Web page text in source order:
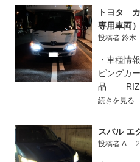
トヨタ
専用車両）
投稿者 鈴木
・車種情
ピングカ
品
続きを見る
スバル エ
投稿者 A